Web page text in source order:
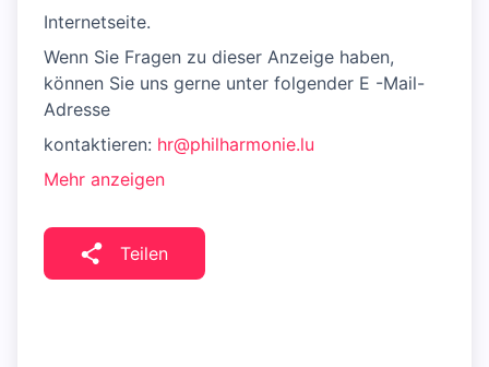
Internetseite.
Wenn Sie Fragen zu dieser Anzeige haben,
können Sie uns gerne unter folgender E -Mail-
Adresse
kontaktieren: hr@philharmonie.lu
Mehr anzeigen
Teilen